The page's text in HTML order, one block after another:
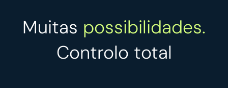
Muitas possibilidades.
Controlo total